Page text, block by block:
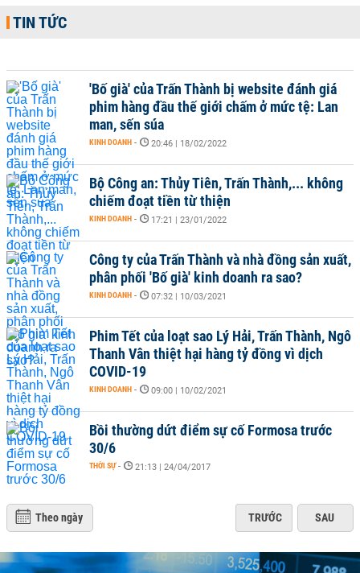
TIN TỨC
'Bố già' của Trấn Thành bị website đánh giá
phim hàng đầu thế giới chấm ở mức tệ: Lan
man, sến súa
KINH DOANH - 20:46 | 18/02/2022
Bộ Công an: Thủy Tiên, Trấn Thành,... không
chiếm đoạt tiền từ thiện
KINH DOANH - 17:21 | 23/01/2022
Công ty của Trấn Thành và nhà đồng sản xuất,
phân phối 'Bố già' kinh doanh ra sao?
KINH DOANH - 07:32 | 10/03/2021
Phim Tết của loạt sao Lý Hải, Trấn Thành, Ngô
Thanh Vân thiệt hại hàng tỷ đồng vì dịch
COVID-19
KINH DOANH - 09:00 | 10/02/2021
Bồi thường dứt điểm sự cố Formosa trước
30/6
THỜI SỰ - 21:13 | 24/04/2017
Theo ngày TRƯỚC SAU